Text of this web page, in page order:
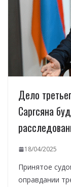
Дело
Саргсяна
18/04/2025
Принятое
оправдании